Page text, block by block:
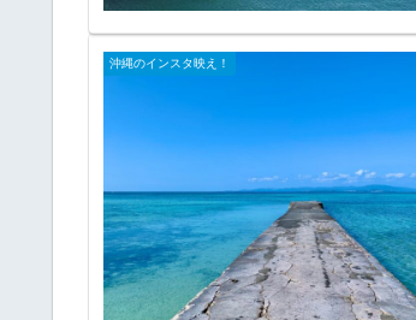
沖縄のインスタ映え！